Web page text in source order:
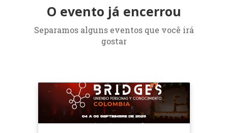
O evento já encerrou
Separamos alguns eventos que você irá
gostar